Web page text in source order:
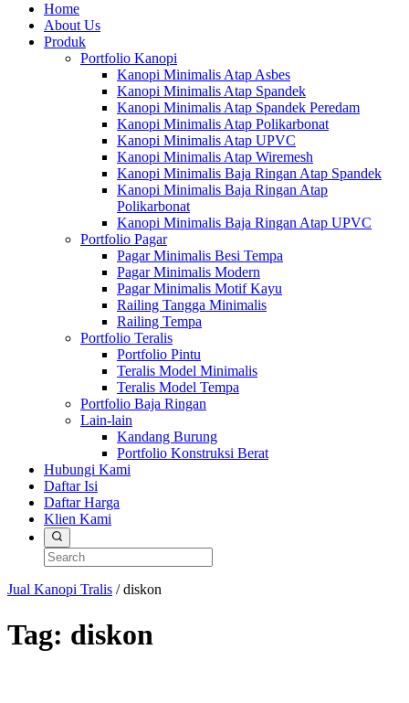
Home
About Us
Produk
Portfolio Kanopi
Kanopi Minimalis Atap Asbes
Kanopi Minimalis Atap Spandek
Kanopi Minimalis Atap Spandek Peredam
Kanopi Minimalis Atap Polikarbonat
Kanopi Minimalis Atap UPVC
Kanopi Minimalis Atap Wiremesh
Kanopi Minimalis Baja Ringan Atap Spandek
Kanopi Minimalis Baja Ringan Atap
Polikarbonat
Kanopi Minimalis Baja Ringan Atap UPVC
Portfolio Pagar
Pagar Minimalis Besi Tempa
Pagar Minimalis Modern
Pagar Minimalis Motif Kayu
Railing Tangga Minimalis
Railing Tempa
Portfolio Teralis
Portfolio Pintu
Teralis Model Minimalis
Teralis Model Tempa
Portfolio Baja Ringan
Lain-lain
Kandang Burung
Portfolio Konstruksi Berat
Hubungi Kami
Daftar Isi
Daftar Harga
Klien Kami
Jual Kanopi Tralis / diskon
Tag: diskon